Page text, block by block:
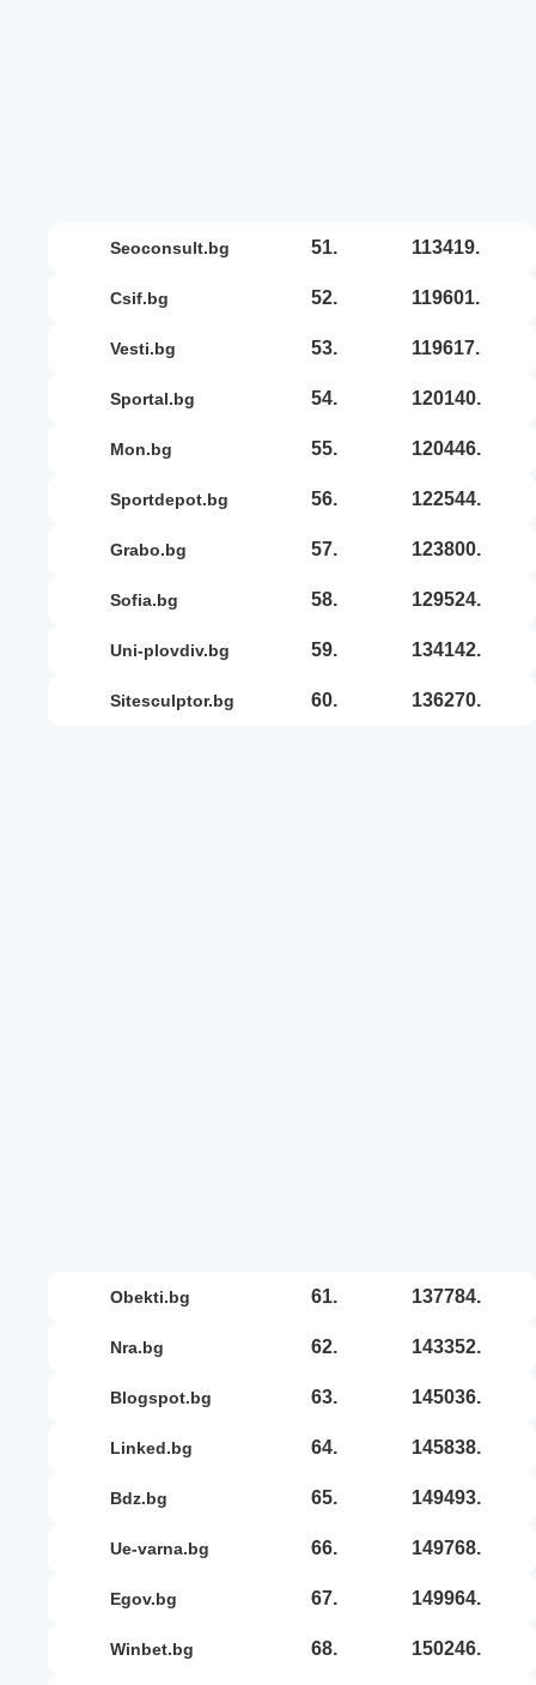
seoconsult.bg 51. 113419.
csif.bg 52. 119601.
vesti.bg 53. 119617.
sportal.bg 54. 120140.
mon.bg 55. 120446.
sportdepot.bg 56. 122544.
grabo.bg 57. 123800.
sofia.bg 58. 129524.
uni-plovdiv.bg 59. 134142.
sitesculptor.bg 60. 136270.
obekti.bg 61. 137784.
nra.bg 62. 143352.
blogspot.bg 63. 145036.
linked.bg 64. 145838.
bdz.bg 65. 149493.
ue-varna.bg 66. 149768.
egov.bg 67. 149964.
winbet.bg 68. 150246.